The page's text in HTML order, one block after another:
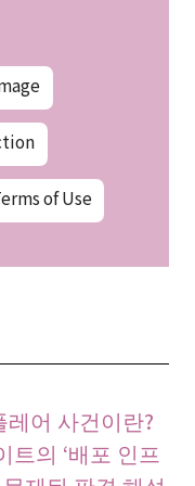
of Use
어 사건이란?
트의 ‘배포 인프